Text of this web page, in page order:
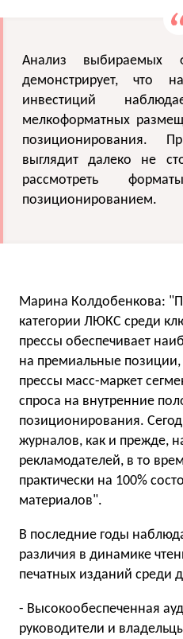
Анализ выбираемых
демонстрирует, что
инвестиций
мелкоформатных
позиционирования.
выглядит далеко не
рассмотреть
позиционированием.
Марина Колдобенкова:
категории ЛЮКС среди
прессы обеспечивает
на премиальные позиции,
прессы масс-маркет
спроса на внутренние
позиционирования.
журналов, как и прежде,
рекламодателей, в то
практически на 100%
материалов".
В последние годы
различия в динамике
печатных изданий среди
- Высокообеспеченная
руководители и